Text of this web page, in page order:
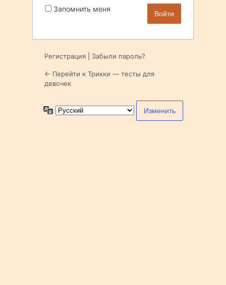
Запомнить меня
Регистрация Забыли пароль?
← Перейти к Трикки — тесты для
девочек
Язык